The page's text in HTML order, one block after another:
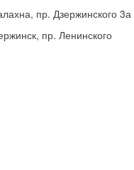
пр. Дзержинского 3а
пр. Ленинского